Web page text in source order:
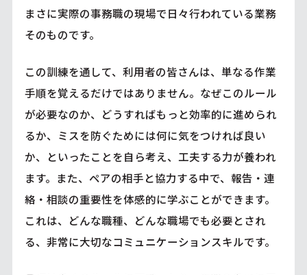
まさに実際の事務職の現場で日々行われている業務
そのものです。
この訓練を通して、利用者の皆さんは、単なる作業
手順を覚えるだけではありません。なぜこのルール
が必要なのか、どうすればもっと効率的に進められ
るか、ミスを防ぐためには何に気をつければ良い
か、といったことを自ら考え、工夫する力が養われ
ます。また、ペアの相手と協力する中で、報告・連
絡・相談の重要性を体感的に学ぶことができます。
これは、どんな職種、どんな職場でも必要とされ
る、非常に大切なコミュニケーションスキルです。